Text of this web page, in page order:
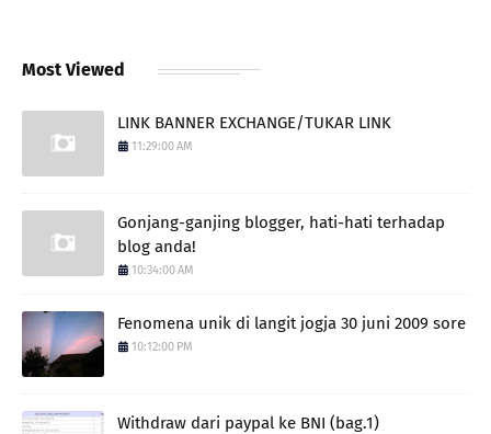
Most Viewed
LINK BANNER EXCHANGE/TUKAR LINK
11:29:00 AM
Gonjang-ganjing blogger, hati-hati terhadap
blog anda!
10:34:00 AM
Fenomena unik di langit jogja 30 juni 2009 sore
10:12:00 PM
Withdraw dari paypal ke BNI (bag.1)